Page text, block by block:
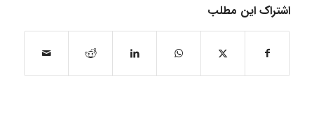
اشتراک این مطلب